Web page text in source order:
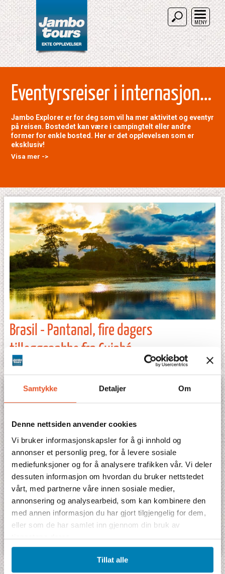
Samtykke Detaljer Om
Denne nettsiden anvender cookies
Vi bruker informasjonskapsler for å gi innhold og
annonser et personlig preg, for å levere sosiale
mediefunksjoner og for å analysere trafikken vår. Vi deler
dessuten informasjon om hvordan du bruker nettstedet
vårt, med partnerne våre innen sosiale medier,
annonsering og analysearbeid, som kan kombinere den
med annen informasjon du har gjort tilgjengelig for dem,
eller som de har samlet inn gjennom din bruk av
tjenestene deres.
Tillat alle
MENY
Eventyrsreiser i internasjonal gruppe
Jambo Explorer er for deg som vil ha mer aktivitet og eventyr
på reisen. Bostedet kan være i campingtelt eller andre
former for enkle bosted. Her er det opplevelsen som er
eksklusiv!
Visa mer ->
Brasil - Pantanal, fire dagers
tilleggspakke fra Cuiabá
Eventyrets Peru
Bli med på et eventyr i et av Sør-Amerikas mest spennende land. Peru har